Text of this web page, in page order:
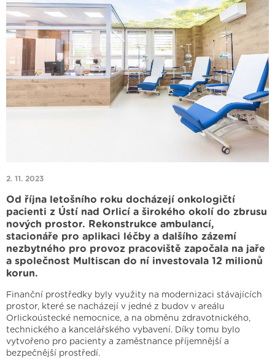
2. 11. 2023
Od října letošního roku docházejí onkologičtí
pacienti z Ústí nad Orlicí a širokého okolí do zbrusu
nových prostor. Rekonstrukce ambulancí,
stacionáře pro aplikaci léčby a dalšího zázemí
nezbytného pro provoz pracoviště započala na jaře
a společnost Multiscan do ní investovala 12 milionů
korun.
Finanční prostředky byly využity na modernizaci stávajících
prostor, které se nacházejí v jedné z budov v areálu
Orlickoústecké nemocnice, a na obměnu zdravotnického,
technického a kancelářského vybavení. Díky tomu bylo
vytvořeno pro pacienty a zaměstnance příjemnější a
bezpečnější prostředí.